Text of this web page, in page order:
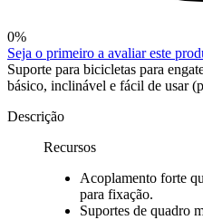
0%
Seja o primeiro a avaliar este
Suporte para bicicletas para
básico, inclinável e fácil de usar
Descrição
Recursos
Acoplamento forte
para fixação.
Suportes de quadro